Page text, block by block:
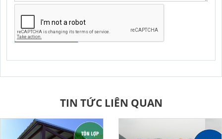
GỬI YÊU CẦU
TIN TỨC LIÊN QUAN